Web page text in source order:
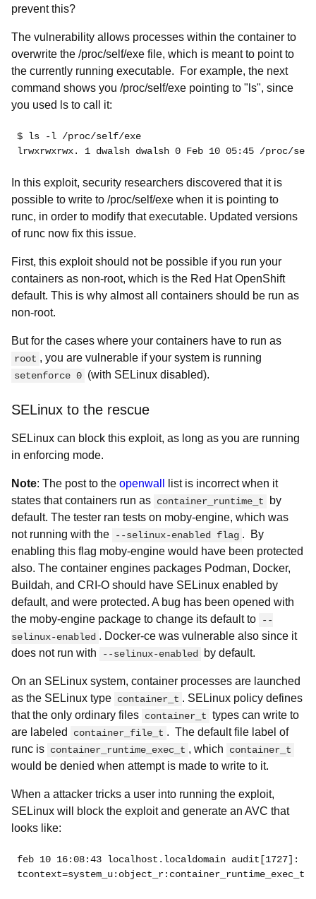
prevent this?
The vulnerability allows processes within the container to
overwrite the /proc/self/exe file, which is meant to point to
the currently running executable. For example, the next
command shows you /proc/self/exe pointing to "ls", since
you used ls to call it:
$ ls -l /proc/self/exe
lrwxrwxrwx. 1 dwalsh dwalsh 0 Feb 10 05:45 /proc/
In this exploit, security researchers discovered that it is
possible to write to /proc/self/exe when it is pointing to
runc, in order to modify that executable. Updated versions
of runc now fix this issue.
First, this exploit should not be possible if you run your
containers as non-root, which is the Red Hat OpenShift
default. This is why almost all containers should be run as
non-root.
But for the cases where your containers have to run as
root , you are vulnerable if your system is running
setenforce 0 (with SELinux disabled).
SELinux to the rescue
SELinux can block this exploit, as long as you are running
in enforcing mode.
Note: The post to the openwall
list is incorrect when it
states that containers run as container_runtime_t
by
default. The tester ran tests on moby-engine, which was
not running with the
--selinux-enabled flag . By
enabling this flag moby-engine would have been protected
also. The container engines packages Podman, Docker,
Buildah, and CRI-O should have SELinux enabled by
default, and were protected. A bug has been opened with
the moby-engine package to change its default to
--
selinux-enabled . Docker-ce was vulnerable also since it
does not run with
--selinux-enabled by default.
On an SELinux system, container processes are launched
as the SELinux type container_t . SELinux policy defines
that the only ordinary files container_t types can write to
are labeled
container_file_t . The default file label of
runc is container_runtime_exec_t , which container_t
would be denied when attempt is made to write to it.
When a attacker tricks a user into running the exploit,
SELinux will block the exploit and generate an AVC that
looks like:
feb 10 16:08:43 localhost.localdomain audit[1727]: